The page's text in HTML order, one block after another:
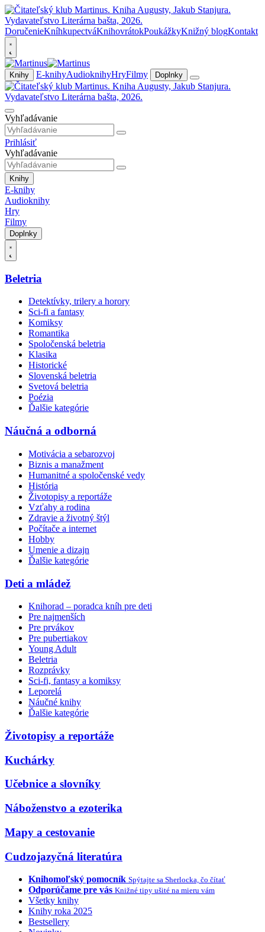
DoručenieKníhkupectváKnihovrátokPoukážkyKnižný blogKontakt
Knihy E-knihyAudioknihyHryFilmy Doplnky
Vyhľadávanie
Prihlásiť
Vyhľadávanie
Knihy
E-knihy
Audioknihy
Hry
Filmy
Doplnky
Beletria
Detektívky, trilery a horory
Sci-fi a fantasy
Komiksy
Romantika
Spoločenská beletria
Klasika
Historické
Slovenská beletria
Svetová beletria
Poézia
Ďalšie kategórie
Náučná a odborná
Motivácia a sebarozvoj
Biznis a manažment
Humanitné a spoločenské vedy
História
Životopisy a reportáže
Vzťahy a rodina
Zdravie a životný štýl
Počítače a internet
Hobby
Umenie a dizajn
Ďalšie kategórie
Deti a mládež
Knihorad – poradca kníh pre deti
Pre najmenších
Pre prvákov
Pre pubertiakov
Young Adult
Beletria
Rozprávky
Sci-fi, fantasy a komiksy
Leporelá
Náučné knihy
Ďalšie kategórie
Životopisy a reportáže
Kuchárky
Učebnice a slovníky
Náboženstvo a ezoterika
Mapy a cestovanie
Cudzojazyčná literatúra
Knihomoľský pomocník Spýtajte sa Sherlocka, čo čítať
Odporúčame pre vás Knižné tipy ušité na mieru vám
Všetky knihy
Knihy roka 2025
Bestsellery